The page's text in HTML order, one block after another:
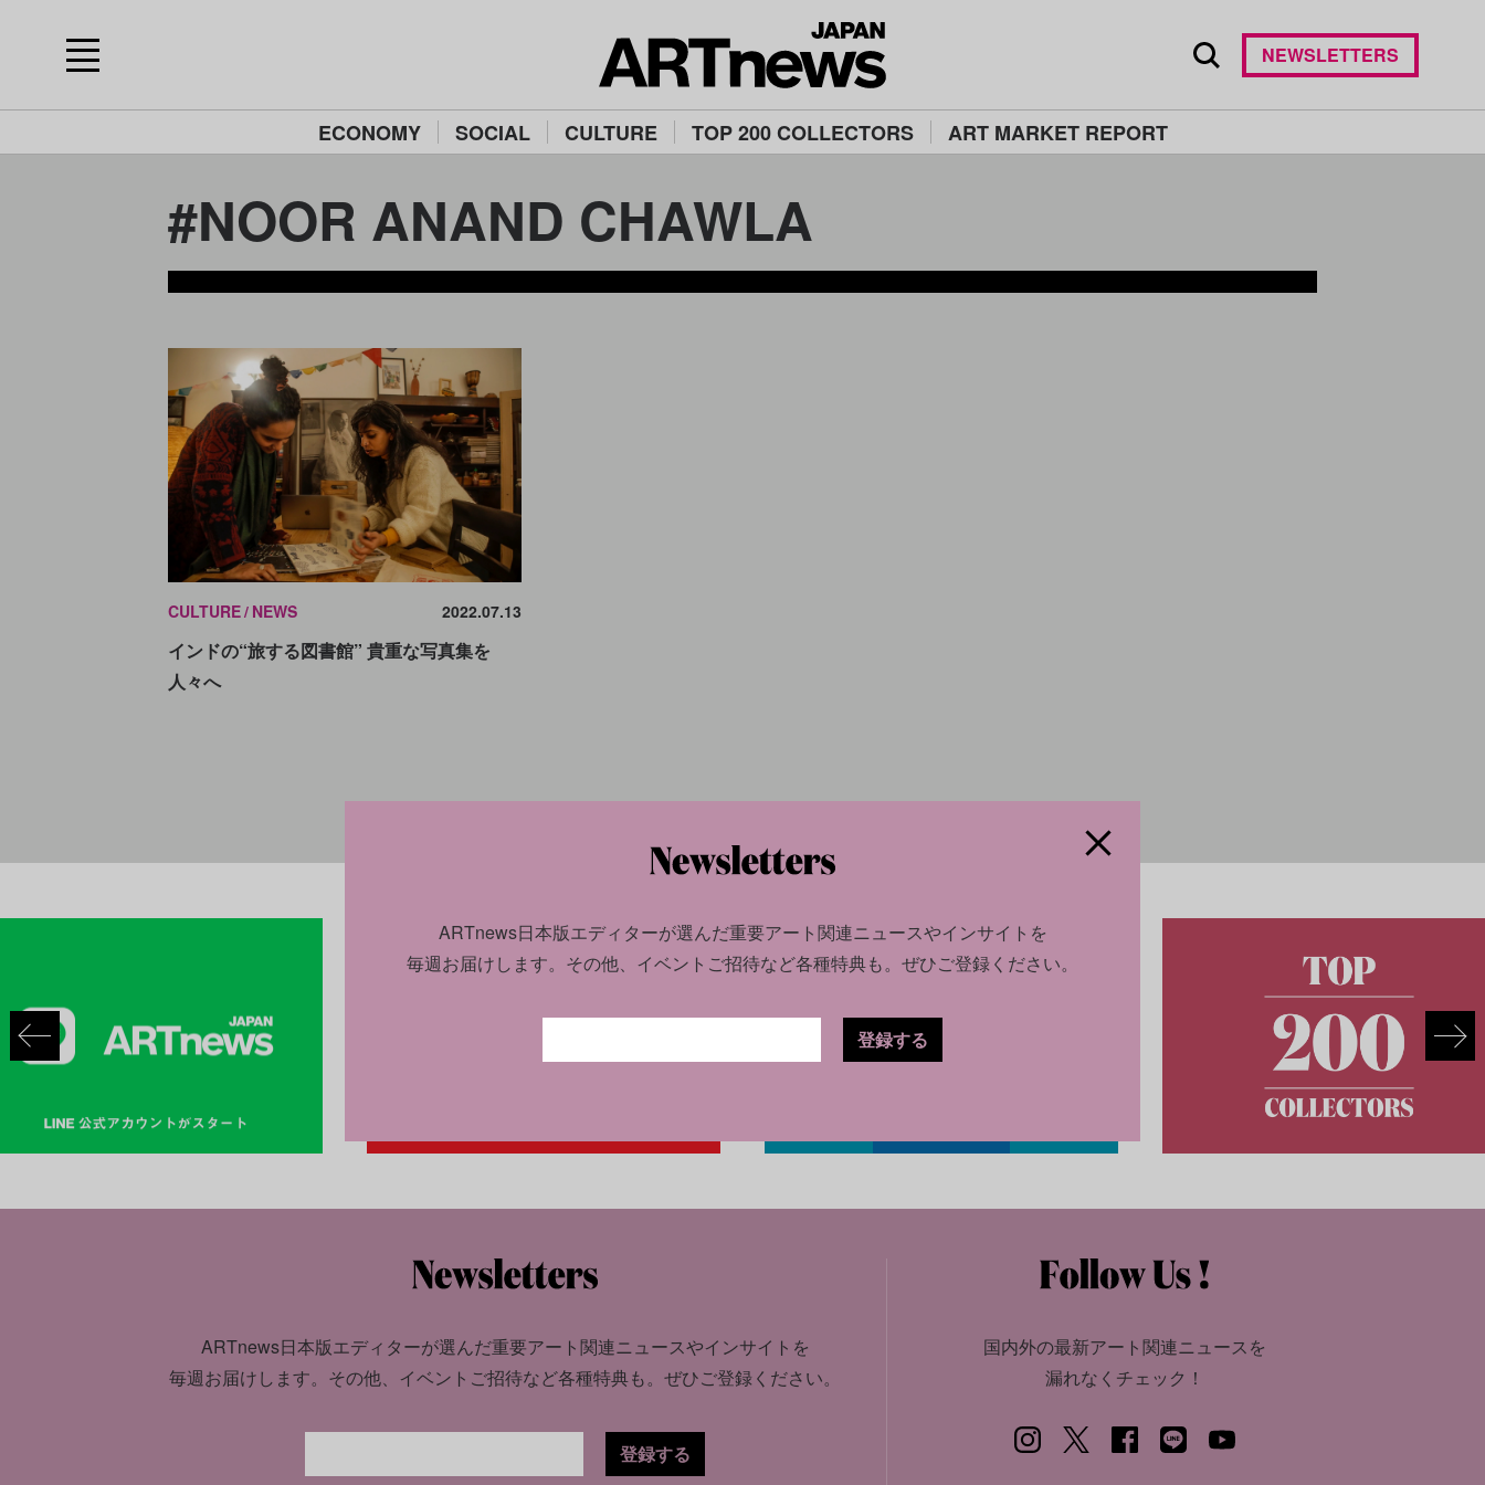
ECONOMY SOCIAL CULTURE TOP 200 COLLECTORS ART MARKET REPORT
NEWSLETTERS
#NOOR ANAND CHAWLA
CULTURE NEWS 2022.07.13
インドの“旅する図書館” 貴重な写真集を
人々へ
ARTnews日本版エディターが選んだ重要アート関連ニュースやインサイトを
毎週お届けします。 その他、イベントご招待など各種特典も。 ぜひご登録ください。
登録する
国内外の最新アート関連ニュースを
漏れなくチェック！
ARTnews日本版エディターが選んだ重要アート関連ニュースやインサイトを
毎週お届けします。 その他、イベントご招待など各種特典も。ぜひご登録ください。
登録する